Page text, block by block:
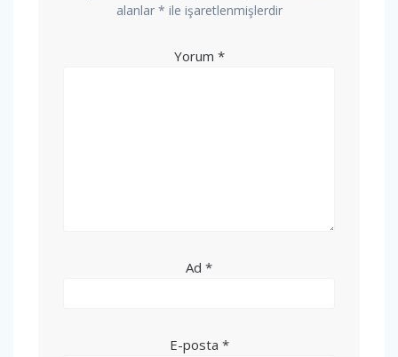
alanlar * ile işaretlenmişlerdir
Yorum *
Ad *
E-posta *